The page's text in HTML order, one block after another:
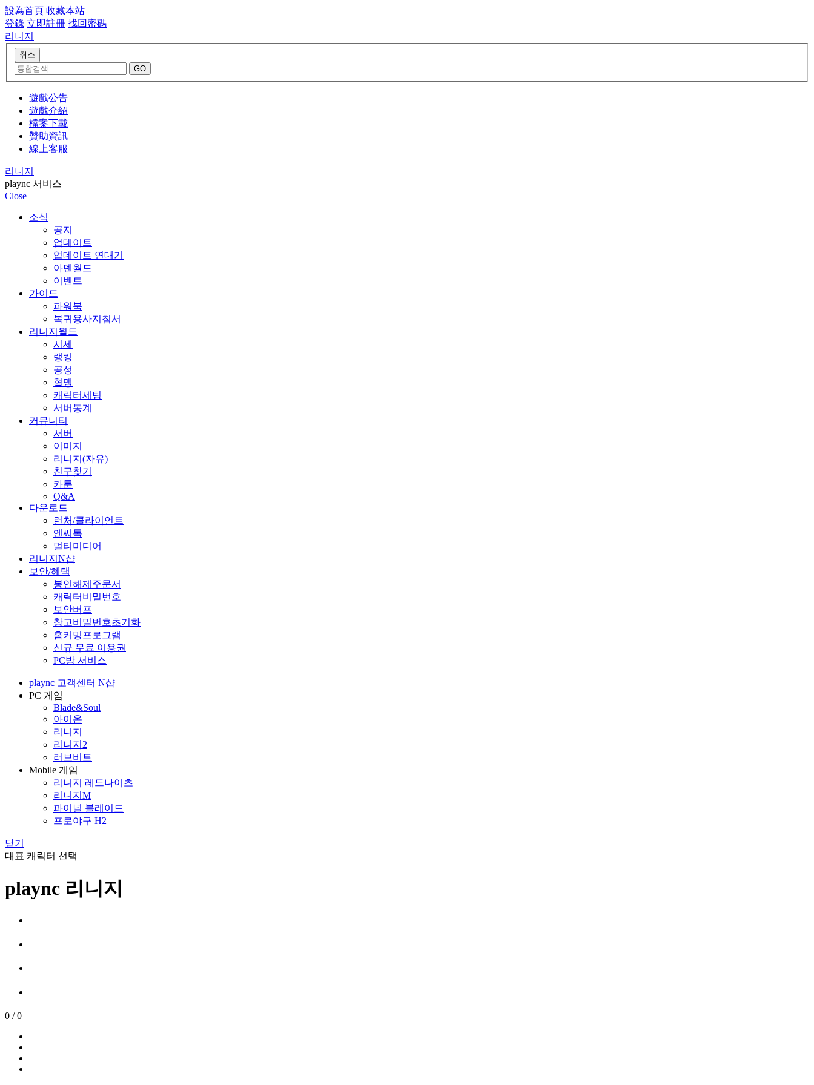
設為首頁 收藏本站
登錄 立即註冊 找回密碼
리니지
遊戲公告
遊戲介紹
檔案下載
贊助資訊
線上客服
리니지
plaync 서비스
Close
소식
공지
업데이트
업데이트 연대기
아덴월드
이벤트
가이드
파워북
복귀용사지침서
리니지월드
시세
랭킹
공성
혈맹
캐릭터세팅
서버통계
커뮤니티
서버
이미지
리니지(자유)
친구찾기
카툰
Q&A
다운로드
런처/클라이언트
엔씨톡
멀티미디어
리니지N샵
보안/혜택
봉인해제주문서
캐릭터비밀번호
보안버프
창고비밀번호초기화
홈커밍프로그램
신규 무료 이용권
PC방 서비스
plaync 고객센터 N샵
PC 게임
Blade&Soul
아이온
리니지
리니지2
러브비트
Mobile 게임
리니지 레드나이츠
리니지M
파이널 블레이드
프로야구 H2
닫기
대표 캐릭터 선택
plaync 리니지
0 / 0